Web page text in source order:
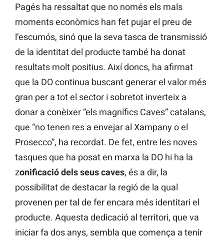
Pagés ha ressaltat que no només els mals
moments econòmics han fet pujar el preu de
l’escumós, sinó que la seva tasca de transmissió
de la identitat del producte també ha donat
resultats molt positius. Així doncs, ha afirmat
que la DO continua buscant generar el valor més
gran per a tot el sector i sobretot inverteix a
donar a conèixer “els magnífics Caves” catalans,
que “no tenen res a envejar al Xampany o el
Prosecco”, ha recordat. De fet, entre les noves
tasques que ha posat en marxa la DO hi ha la
zonificació dels seus caves, és a dir, la
possibilitat de destacar la regió de la qual
provenen per tal de fer encara més identitari el
producte. Aquesta dedicació al territori, que va
iniciar fa dos anys, sembla que comença a tenir